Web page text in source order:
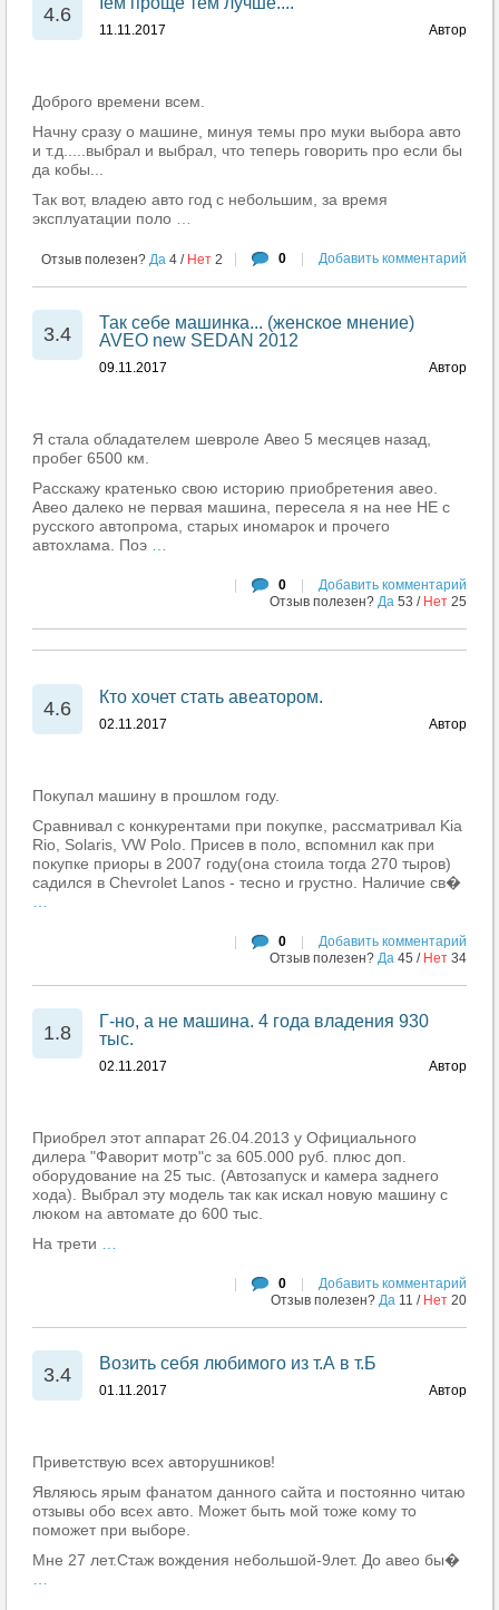
4.6
Автор
11.11.2017
Доброго времени всем.
Начну сразу о машине, минуя темы про муки выбора авто
и т.д.....выбрал и выбрал, что теперь говорить про если бы
да кобы...
Так вот, владею авто год с небольшим, за время
эксплуатации поло
0 Добавить комментарий
Отзыв полезен? Да 4 / Нет 2
3.4
Так себе машинка... (женское мнение)
AVEO new SEDAN 2012
Автор
09.11.2017
Я стала обладателем шевроле Авео 5 месяцев назад,
пробег 6500 км.
Расскажу кратенько свою историю приобретения авео.
Авео далеко не первая машина, пересела я на нее НЕ с
русского автопрома, старых иномарок и прочего
автохлама. Поэ
0
Добавить комментарий
Отзыв полезен? Да 53 / Нет 25
4.6
Кто хочет стать авеатором.
Автор
02.11.2017
Покупал машину в прошлом году.
Сравнивал с конкурентами при покупке, рассматривал Kia
Rio, Solaris, VW Polo. Присев в поло, вспомнил как при
покупке приоры в 2007 году(она стоила тогда 270 тыров)
садился в Chevrolet Lanos - тесно и грустно. Наличие св�
0
Добавить комментарий
Отзыв полезен? Да 45 / Нет 34
1.8
Г-но, а не машина. 4 года владения 930
тыс.
Автор
02.11.2017
Приобрел этот аппарат 26.04.2013 у Официального
дилера "Фаворит мотр"с за 605.000 руб. плюс доп.
оборудование на 25 тыс. (Автозапуск и камера заднего
хода). Выбрал эту модель так как искал новую машину с
люком на автомате до 600 тыс.
На трети
0
Добавить комментарий
Отзыв полезен? Да 11 / Нет 20
3.4
Возить себя любимого из т.А в т.Б
Автор
01.11.2017
Приветствую всех авторушников!
Являюсь ярым фанатом данного сайта и постоянно читаю
отзывы обо всех авто. Может быть мой тоже кому то
поможет при выборе.
Мне 27 лет.Стаж вождения небольшой-9лет. До авео бы�